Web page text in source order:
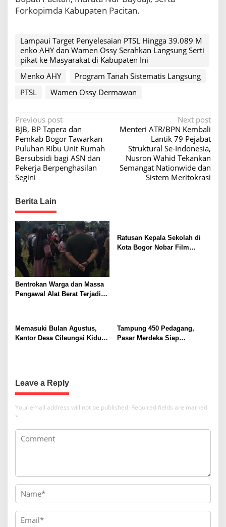
e
s
y
a
r
k
t
u
n
i
Forkopimda Kabupaten Pacitan.
Lampaui Target Penyelesaian PTSL Hingga 39.089 M
enko AHY dan Wamen Ossy Serahkan Langsung Serti
pikat ke Masyarakat di Kabupaten Ini
Menko AHY
Program Tanah Sistematis Langsung
PTSL
Wamen Ossy Dermawan
P
o
s
t
n
v
i
g
a
t
i
o
Previous post
BJB, BP Tapera dan
Pemkab Bogor Tawarkan
Puluhan Ribu Unit Rumah
Bersubsidi bagi ASN dan
Pekerja Berpenghasilan
Segini
Next post
Menteri ATR/BPN Kembali
Lantik 79 Pejabat
Struktural Se-Indonesia,
Nusron Wahid Tekankan
Semangat Nationwide dan
Sistem Meritokrasi
Berita Lain
Bentrokan Warga dan Massa
Pengawal Alat Berat Terjadi di
Ratusan Kepala Sekolah di
Kota Bogor Nobar Film
Memasuki Bulan Agustus,
Kantor Desa Cileungsi Kidul
Tampung 450 Pedagang,
Pasar Merdeka Siap
Leave a Reply
Your email address will not be published. Required fields are marked
*